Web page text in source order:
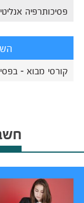
פסיכותרפיה
קורסי מבוא -